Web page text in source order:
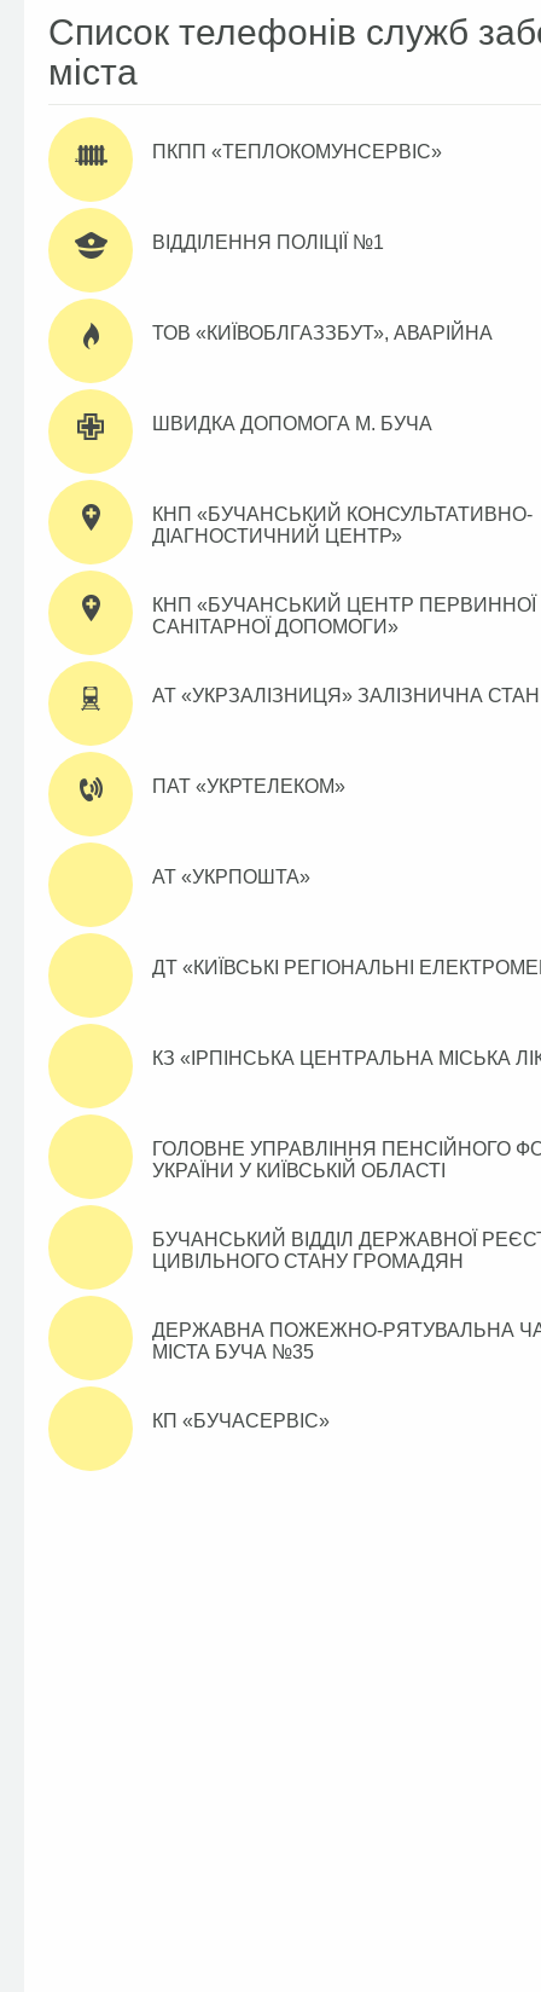
Список телефонів служб
міста
ПКПП «ТЕПЛОКОМУНСЕРВІС»
ВІДДІЛЕННЯ ПОЛІЦІЇ №1
ТОВ «КИЇВОБЛГАЗЗБУТ», АВАРІЙНА
ШВИДКА ДОПОМОГА М. БУЧА
КНП «БУЧАНСЬКИЙ КОНСУЛЬТАТИВНО-
ДІАГНОСТИЧНИЙ ЦЕНТР»
КНП «БУЧАНСЬКИЙ ЦЕНТР
САНІТАРНОЇ ДОПОМОГИ»
АТ «УКРЗАЛІЗНИЦЯ» ЗАЛІЗНИЧНА
ПАТ «УКРТЕЛЕКОМ»
АТ «УКРПОШТА»
ДТ «КИЇВСЬКІ РЕГІОНАЛЬНІ
КЗ «ІРПІНСЬКА ЦЕНТРАЛЬНА МІСЬКА
ГОЛОВНЕ УПРАВЛІННЯ ПЕНСІЙНОГО
УКРАЇНИ У КИЇВСЬКІЙ ОБЛАСТІ
БУЧАНСЬКИЙ ВІДДІЛ ДЕРЖАВНОЇ
ЦИВІЛЬНОГО СТАНУ ГРОМАДЯН
ДЕРЖАВНА ПОЖЕЖНО-РЯТУВАЛЬНА
МІСТА БУЧА №35
КП «БУЧАСЕРВІС»